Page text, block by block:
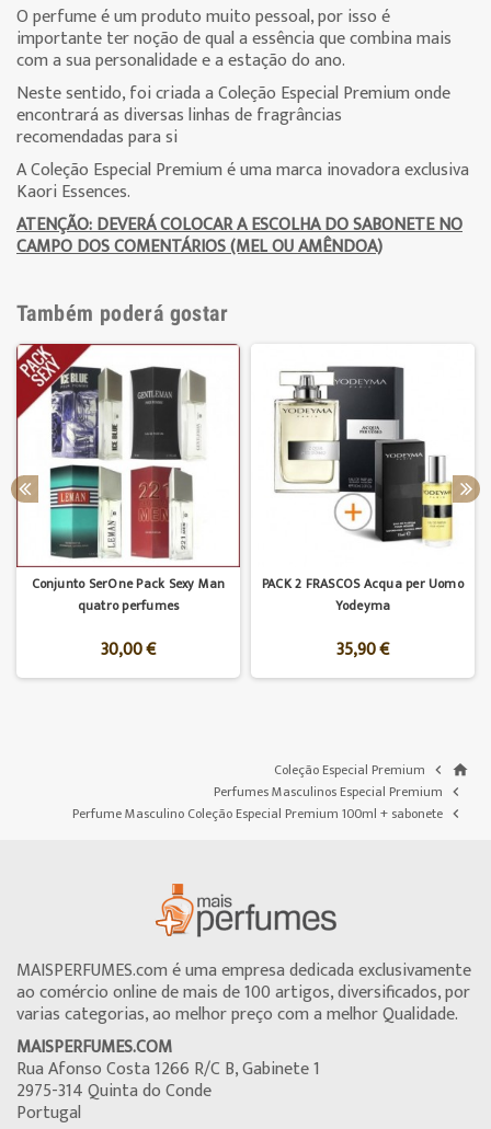
O perfume é um produto muito pessoal, por isso é
importante ter noção de qual a essência que combina mais
com a sua personalidade e a estação do ano.
Neste sentido, foi criada a Coleção Especial Premium onde
encontrará as diversas linhas de fragrâncias
recomendadas para si
A Coleção Especial Premium é uma marca inovadora exclusiva
Kaori Essences.
ATENÇÃO: DEVERÁ COLOCAR A ESCOLHA DO SABONETE NO
CAMPO DOS COMENTÁRIOS (MEL OU AMÊNDOA)
Também poderá gostar
Conjunto SerOne Pack Sexy Man
quatro perfumes
30,00 €
PACK 2 FRASCOS Acqua per Uomo
Yodeyma
35,90 €
home

Coleção Especial Premium

Perfumes Masculinos Especial Premium

Perfume Masculino Coleção Especial Premium 100ml + sabonete
MAISPERFUMES.com é uma empresa dedicada exclusivamente
ao comércio online de mais de 100 artigos, diversificados, por
varias categorias, ao melhor preço com a melhor Qualidade.
MAISPERFUMES.COM
Rua Afonso Costa 1266 R/C B, Gabinete 1
2975-314 Quinta do Conde
Portugal